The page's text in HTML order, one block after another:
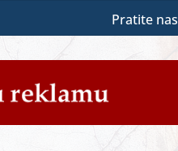
Pratite nas